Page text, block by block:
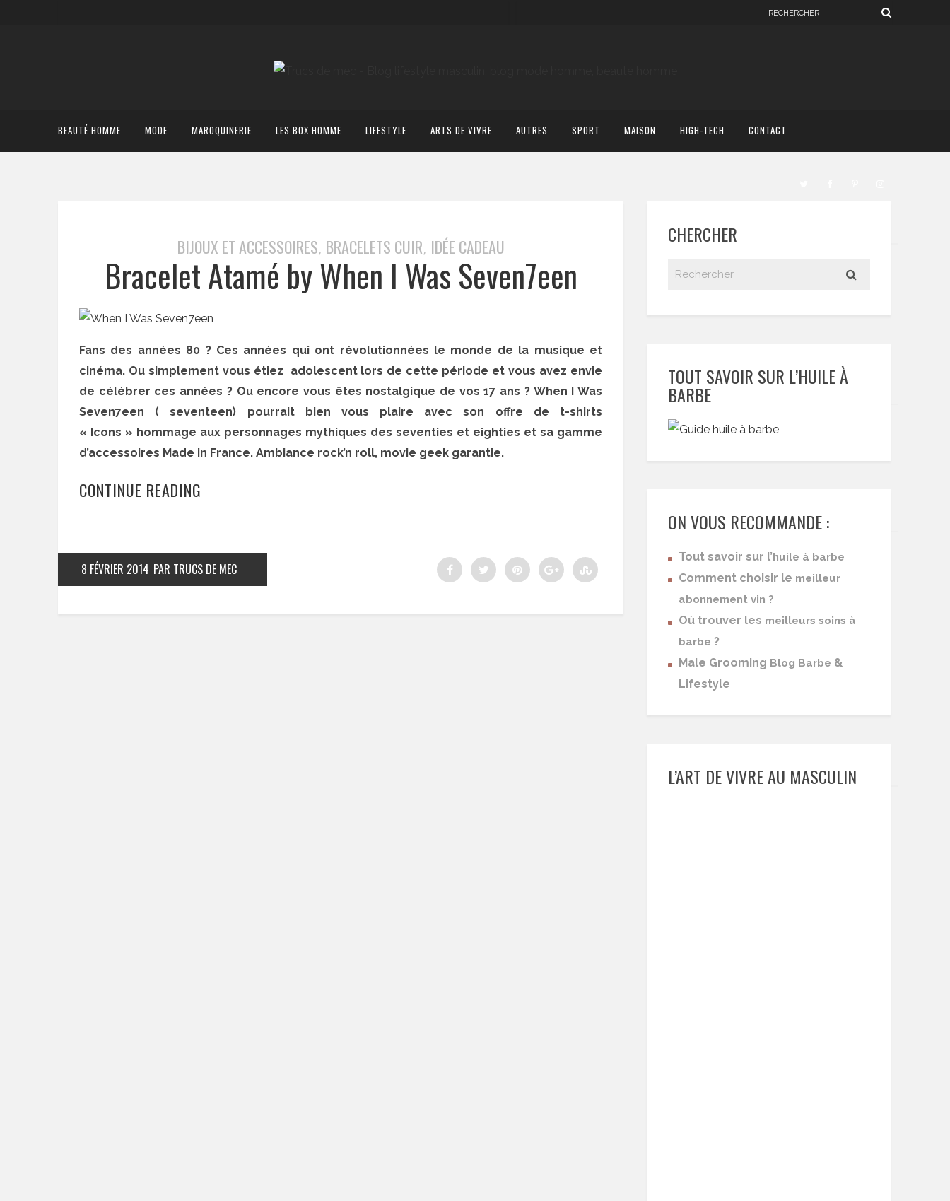
BEAUTÉ HOMME MODE MAROQUINERIE LES BOX HOMME LIFESTYLE ARTS DE VIVRE AUTRES SPORT MAISON HIGH-TECH CONTACT
BIJOUX ET ACCESSOIRES, BRACELETS CUIR, IDÉE CADEAU
Bracelet Atamé by When I Was Seven7een
Fans des années 80 ? Ces années qui ont révolutionnées le monde de la musique et
cinéma. Ou simplement vous étiez adolescent lors de cette période et vous avez envie
de célébrer ces années ? Ou encore vous êtes nostalgique de vos 17 ans ? When I Was
Seven7een ( seventeen) pourrait bien vous plaire avec son offre de t-shirts
« Icons » hommage aux personnages mythiques des seventies et eighties et sa gamme
d’accessoires Made in France. Ambiance rock’n roll, movie geek garantie.
CONTINUE READING
8 FÉVRIER 2014 PAR TRUCS DE MEC
CHERCHER
TOUT SAVOIR SUR L’HUILE À
BARBE
ON VOUS RECOMMANDE :
Tout savoir sur l’huile à barbe
Comment choisir le meilleur
abonnement vin ?
Où trouver les meilleurs soins à
barbe ?
Male Grooming Blog Barbe &
Lifestyle
L’ART DE VIVRE AU MASCULIN